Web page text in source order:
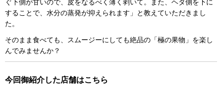
ぐ下側が甘いので、皮をなるべく薄く剥いて。また、ヘタ側を下に
することで、水分の蒸発が抑えられます」と教えていただきまし
た。
そのまま食べても、スムージーにしても絶品の「極の果物」を楽し
んでみませんか？
今回御紹介した店舗はこちら